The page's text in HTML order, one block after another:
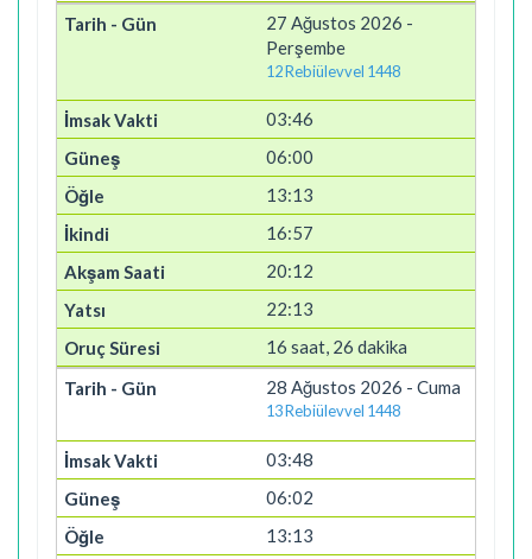
27 Ağustos 2026 -
Perşembe
12 Rebiülevvel 1448
03:46
06:00
13:13
16:57
20:12
22:13
16 saat, 26 dakika
28 Ağustos 2026 - Cuma
13 Rebiülevvel 1448
03:48
06:02
13:13